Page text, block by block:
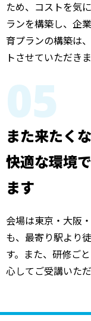
ため、コストを気
ランを構築し、企
育プランの構築は
トさせていただきま
05
また来たく
快適な環境
ます
会場は東京・大阪
も、最寄り駅より
す。また、研修ご
心してご受講いただ